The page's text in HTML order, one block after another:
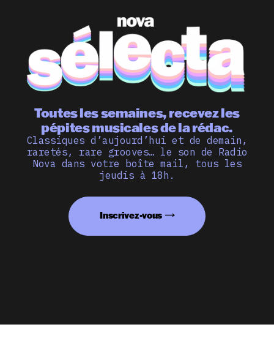
Toutes les semaines, recevez les
pépites musicales de la rédac.
Classiques d’aujourd’hui et de demain,
raretés, rare grooves… le son de Radio
Nova dans votre boîte mail, tous les
jeudis à 18h.
Inscrivez-vous